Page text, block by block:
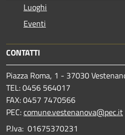
Luoghi
Eventi
CONTATTI
Piazza Roma, 1 - 37030
TEL: 0456 564017
FAX: 0457 7470566
PEC:comune.vestenanova@pec.it
P.Iva: 01675370231